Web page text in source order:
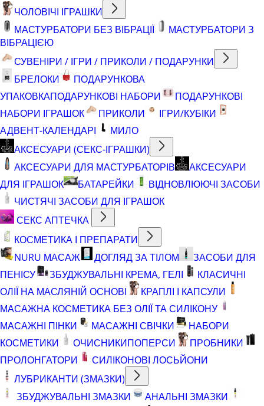
ЧОЛОВІЧІ ІГРАШКИ
МАСТУРБАТОРИ БЕЗ ВІБРАЦІЇ
МАСТУРБАТОРИ З
ВІБРАЦІЄЮ
СУВЕНІРИ / ІГРИ / ПРИКОЛИ / ПОДАРУНКИ
БРЕЛОКИ
ПОДАРУНКОВА
УПАКОВКАПОДАРУНКОВІ НАБОРИ
ПОДАРУНКОВІ
НАБОРИ ІГРАШОК
ПРИКОЛИ
ІГРИ/КУБІКИ
АДВЕНТ-КАЛЕНДАРІ
МИЛО
АКСЕСУАРИ (СЕКС-ІГРАШКИ)
АКСЕСУАРИ ДЛЯ МАСТУРБАТОРІВ
АКСЕСУАРИ
ДЛЯ ІГРАШОК
БАТАРЕЙКИ
ВІДНОВЛЮЮЧІ ЗАСОБИ
ЧИСТЯЧІ ЗАСОБИ ДЛЯ ІГРАШОК
СЕКС АПТЕЧКА
КОСМЕТИКА І ПРЕПАРАТИ
NURU МАСАЖ
ДОГЛЯД ЗА ТІЛОМ
ЗАСОБИ ДЛЯ
ПЕНІСУ
ЗБУДЖУВАЛЬНІ КРЕМА, ГЕЛІ
КЛАСИЧНІ
ОЛІЇ НА МАСЛЯНІЙ ОСНОВІ
КРАПЛІ І КАПСУЛИ
МАСАЖНА КОСМЕТИКА БЕЗ ОЛІЇ ТА СИЛІКОНУ
МАСАЖНІ ПІНКИ
МАСАЖНІ СВІЧКИ
НАБОРИ
КОСМЕТИКИ
ОЧИСНИКИПОПЕРСИ
ПРОБНИКИ
ПРОЛОНГАТОРИ
СИЛІКОНОВІ ЛОСЬЙОНИ
ЛУБРИКАНТИ (ЗМАЗКИ)
ЗБУДЖУВАЛЬНІ ЗМАЗКИ
АНАЛЬНІ ЗМАЗКИ